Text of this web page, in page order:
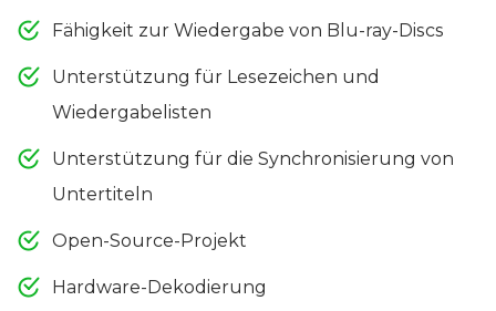
Fähigkeit zur Wiedergabe von Blu-ray-Discs
Unterstützung für Lesezeichen und
Wiedergabelisten
Unterstützung für die Synchronisierung von
Untertiteln
Open-Source-Projekt
Hardware-Dekodierung